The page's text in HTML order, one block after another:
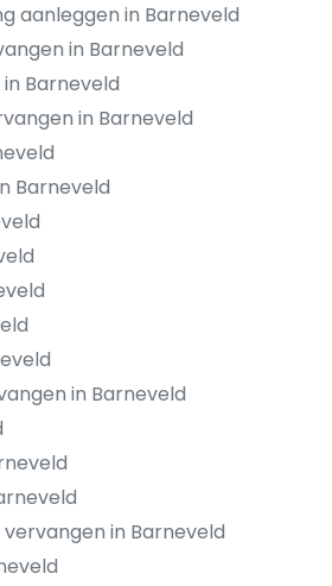
aanleggen in Barneveld
in Barneveld
Barneveld
in Barneveld
Barneveld
in Barneveld
in Barneveld